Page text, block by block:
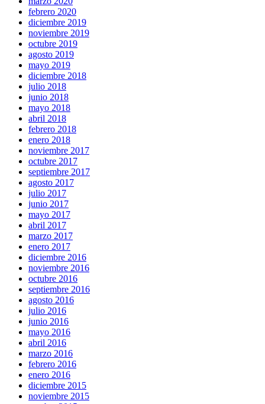
febrero 2020
diciembre 2019
noviembre 2019
octubre 2019
agosto 2019
mayo 2019
diciembre 2018
julio 2018
junio 2018
mayo 2018
abril 2018
febrero 2018
enero 2018
noviembre 2017
octubre 2017
septiembre 2017
agosto 2017
julio 2017
junio 2017
mayo 2017
abril 2017
marzo 2017
enero 2017
diciembre 2016
noviembre 2016
octubre 2016
septiembre 2016
agosto 2016
julio 2016
junio 2016
mayo 2016
abril 2016
marzo 2016
febrero 2016
enero 2016
diciembre 2015
noviembre 2015